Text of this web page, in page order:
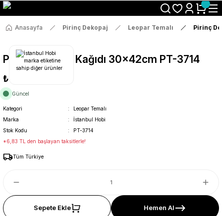
Size Özel "HG10" Koduyla Sepette Hemen %10 İndirimi Kaçırma
Anasayfa Pirinç Dekopaj Leopar Temalı Pirinç
Pirinç Dekopaj Kağıdı 30x42cm PT-3714
₺36
Güncel
Kategori
Leopar Temalı
Marka
İstanbul Hobi
Stok Kodu
PT-3714
*6,83 TL den başlayan taksitlerle!
Tüm Türkiye
Sepete Ekle Hemen Al